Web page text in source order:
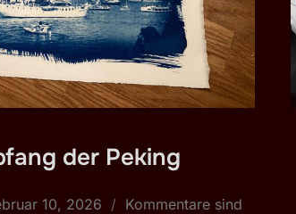
der Peking
10, 2026
Kommentare sind